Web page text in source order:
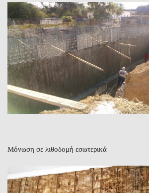
Μόνωση σε λιθοδομή εσωτερικά